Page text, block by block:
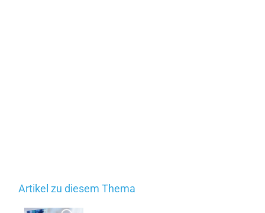
Artikel zu diesem Thema